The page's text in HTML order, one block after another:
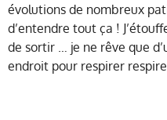
évolutions de nombreux
d’entendre tout ça !
de sortir … je ne rêve que
endroit pour respirer